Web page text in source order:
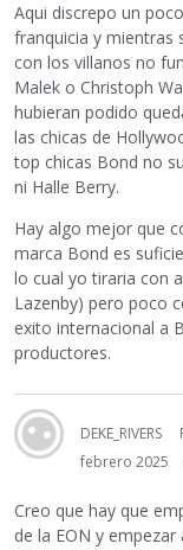
Aqui discrepo un
franquicia y mientras
con los villanos no
Malek o Christoph
hubieran podido
las chicas de
top chicas Bond no
ni Halle Berry.
Hay algo mejor que
marca Bond es
lo cual yo tiraria con
Lazenby) pero poco
exito internacional a
productores.
DEKE_RIVERS
febrero 2025
Creo que hay que
de la EON y